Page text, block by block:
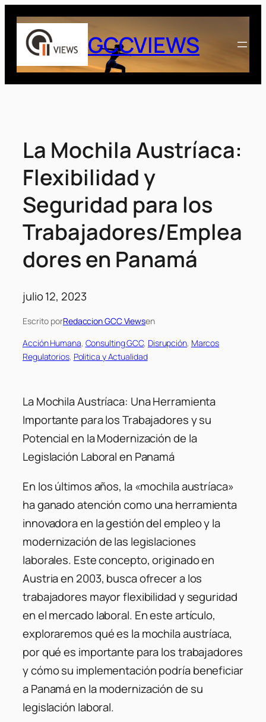
Saltar
contenido
GCCVIEWS
La Mochila Austríaca:
Flexibilidad y
Seguridad para los
Trabajadores/Emplea
dores en Panamá
julio 12, 2023
Escrito porRedaccion GCC Viewsen
Acción Humana, Consulting GCC, Disrupción, Marcos
Regulatorios, Politica y Actualidad
La Mochila Austríaca: Una Herramienta
Importante para los Trabajadores y su
Potencial en la Modernización de la
Legislación Laboral en Panamá
En los últimos años, la «mochila austríaca»
ha ganado atención como una herramienta
innovadora en la gestión del empleo y la
modernización de las legislaciones
laborales. Este concepto, originado en
Austria en 2003, busca ofrecer a los
trabajadores mayor flexibilidad y seguridad
en el mercado laboral. En este artículo,
exploraremos qué es la mochila austríaca,
por qué es importante para los trabajadores
y cómo su implementación podría beneficiar
a Panamá en la modernización de su
legislación laboral.